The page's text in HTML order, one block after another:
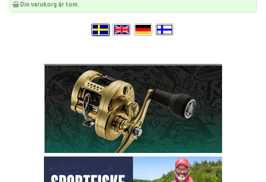
Din varukorg är tom.